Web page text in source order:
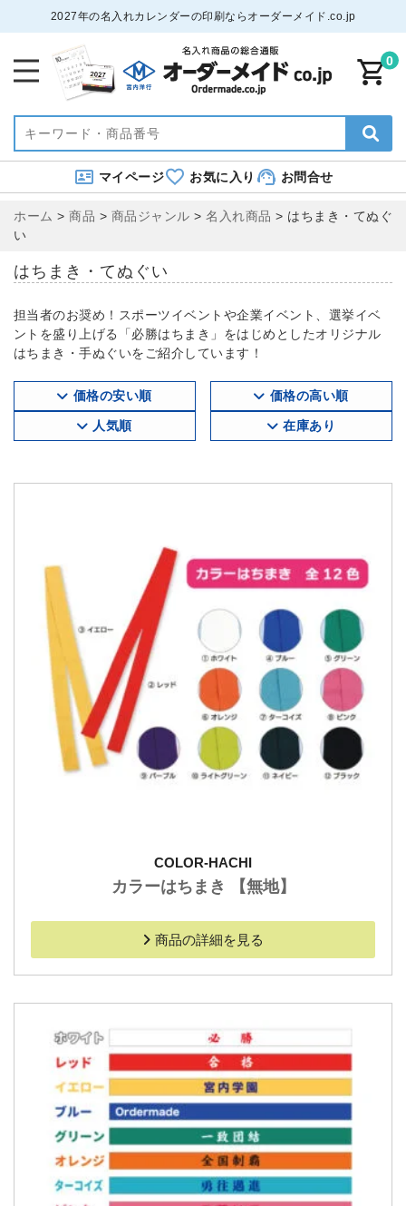
2027年の名入れカレンダーの印刷ならオーダーメイド.co.jp
0
マイページ お気に入り お問合せ
ホーム > 商品 > 商品ジャンル > 名入れ商品 > はちまき・てぬぐ
い
はちまき・てぬぐい
担当者のお奨め！スポーツイベントや企業イベント、選挙イベ
ントを盛り上げる「必勝はちまき」をはじめとしたオリジナル
はちまき・手ぬぐいをご紹介しています！
価格の安い順 価格の高い順
人気順 在庫あり
COLOR-HACHI
カラーはちまき 【無地】
商品の詳細を見る